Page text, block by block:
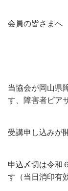
会員の皆さまへ
当協会が岡山県
す、障害者ピア
受講申し込みが
申込〆切は令和
す（当日消印有